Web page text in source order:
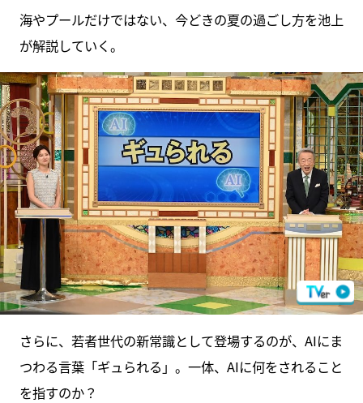
海やプールだけではない、今どきの夏の過ごし方を池上
が解説していく。
さらに、若者世代の新常識として登場するのが、AIにま
つわる言葉「ギュられる」。一体、AIに何をされること
を指すのか？